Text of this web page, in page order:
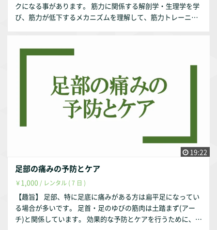
クになる事があります。 筋力に関係する解剖学・生理学を学
び、筋力が低下するメカニズムを理解して、筋力トレーニン
縮の種類 ②筋力が低下するメカニズム 筋力が低下する要因
をお試し動画として配信しております。 https://youtu.be/d
QxYPAVWkAQ 【作成者】 株式会社occasione 代表取締役 福
【自己紹介】 このサルース・インパラーレの企画・運営を行
っております。 会社設立以前は理学療法士として療養型病
院・訪問看護ステーション・クリニックで勤務していまし
た。 クリニックでは整形外科の疾患を中心に担当していまし
動学 第6版、医歯薬出版、2003年』 『Donald A.Neumann
原著、嶋田 智明・平田 総一郎 翻訳、筋骨格系のキネシオロ
ジー、医歯薬出版株式会社、2005年』 『石澤三朗・富永 淳
著、標準理学療法学・作業療法学 専門基礎分野 生理学 第2
版、医学書院、2003年』 『細田 多穂 ・柳沢 健 編、理学療法
19:22
足部の痛みの予防とケア
￥1,000 / レンタル ( 7 日 )
【趣旨】 足部、特に足底に痛みがある方は扁平足になってい
る場合が多いです。 足首・足のゆびの筋肉は土踏まず(アー
チ)と関係しています。 効果的な予防とケアを行うために、解